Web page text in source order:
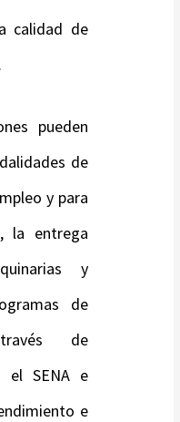
calidad de
pueden
de
y para
la entrega
y
de
de
el SENA e
e